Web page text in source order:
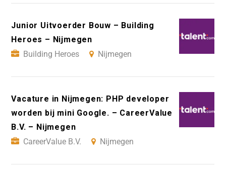
Junior Uitvoerder Bouw – Building
Heroes – Nijmegen
Building Heroes
Nijmegen
Vacature in Nijmegen: PHP developer
worden bij mini Google. – CareerValue
B.V. – Nijmegen
CareerValue B.V.
Nijmegen